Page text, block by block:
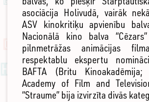
asociācija Holivudā, vairāk
ASV kinokritiķu apvienību
Nacionālā kino balva
pilnmetrāžas animācijas
respektablu ekspertu
BAFTA (Britu
Academy of Film and
“Straume” bija izvirzīta divās